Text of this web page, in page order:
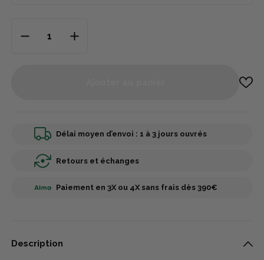
Délai moyen d’envoi : 1 à 3 jours ouvrés
Retours et échanges
Paiement en 3X ou 4X sans frais dès 390€
Description